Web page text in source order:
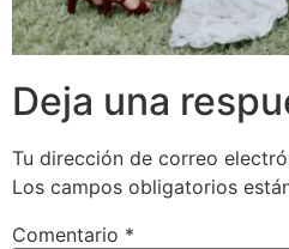
Deja una
Tu dirección de correo
Los campos obligatorios
Comentario *